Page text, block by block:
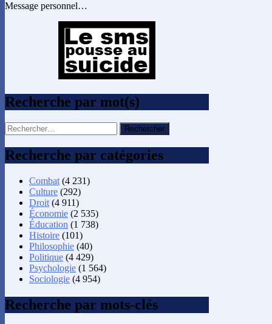
Message personnel…
Recherche par mot(s)
Rechercher :
Recherche par catégories
Combat (4 231)
Culture (292)
Droit (4 911)
Économie (2 535)
Éducation (1 738)
Histoire (101)
Philosophie (40)
Politique (4 429)
Psychologie (1 564)
Sociologie (4 954)
Recherche par mots-clés